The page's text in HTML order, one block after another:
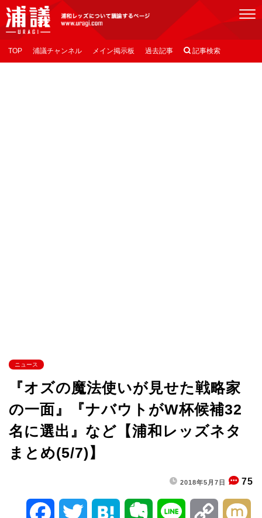
[浦議]浦和レッズについて議論するページ
TOP 浦議チャンネル メイン掲示板 過去記事  記事検索
ニュース
『オズの魔法使いが見せた戦略家
の一面』『ナバウトがW杯候補32
名に選出』など【浦和レッズネタ
まとめ(5/7)】
2018年5月7日 75